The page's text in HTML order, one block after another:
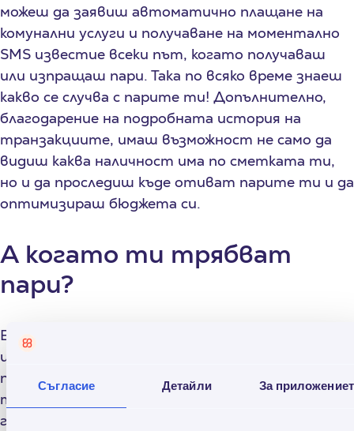
Съгласие Детайли За
можеш да заявиш автоматично плащане на
комунални услуги и получаване на моментално
SMS известие всеки път, когато получаваш
или изпращаш пари. Така по всяко време знаеш
какво се случва с парите ти! Допълнително,
благодарение на подробната история на
транзакциите, имаш възможност не само да
видиш каква наличност има по сметката ти,
но и да проследиш къде отиват парите ти и да
оптимизираш бюджета си.
А когато ти трябват
пари?
В Credissimo винаги
и не само можеш лесно да заявиш получаване на
пари, но те пристигат директно по сметката
ти в най-кратък срок. Така не само няма да
губиш време да се разхождаш до най-близката